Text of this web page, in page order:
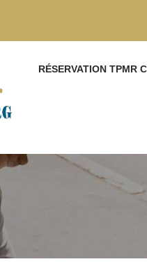
RÉSERVATION TPMR